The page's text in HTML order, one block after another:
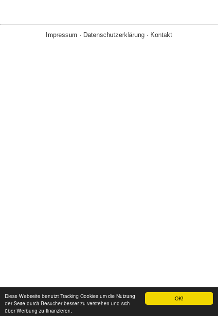
OK!
Diese Webseite benutzt Tracking Cookies um die Nutzung
der Seite durch Besucher besser zu verstehen und sich
über Werbung zu finanzieren.
Impressum · Datenschutzerklärung · Kontakt